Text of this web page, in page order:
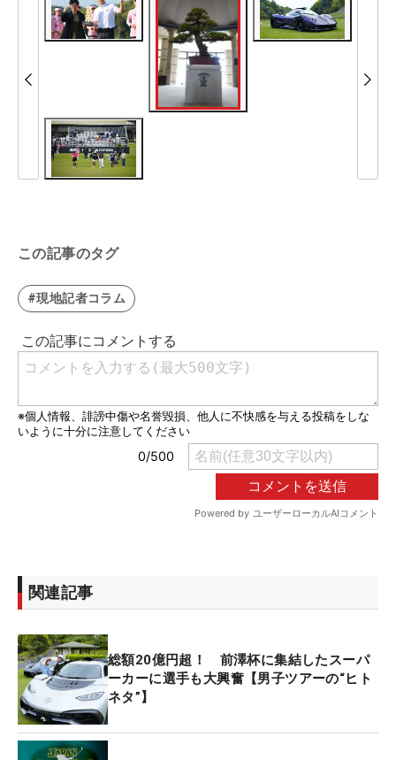
この記事のタグ
#現地記者コラム
関連記事
総額20億円超！ 前澤杯に集結したスーパ
ーカーに選手も大興奮【男子ツアーの“ヒト
ネタ”】